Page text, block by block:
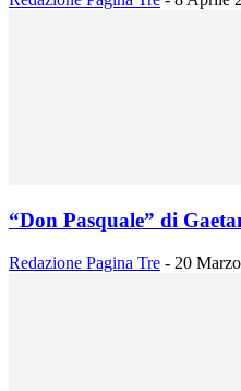
“Don Pasquale” di
Redazione Pagina Tre - 20